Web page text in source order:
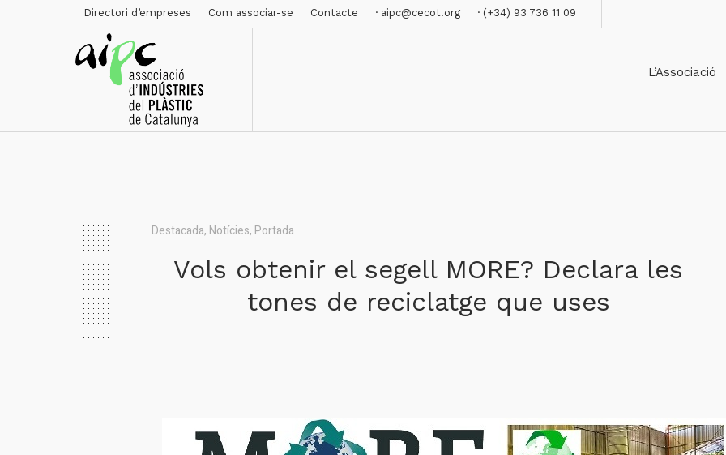
Directori d’empreses Com associar-se Contacte · aipc@cecot.org · (+34) 93 736 11 09
L’Associació
Destacada, Notícies, Portada
Vols obtenir el segell MORE? Declara les
tones de reciclatge que uses